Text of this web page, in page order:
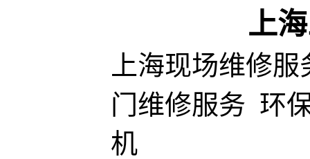
上
上海现场维修
门维修服务 环
机